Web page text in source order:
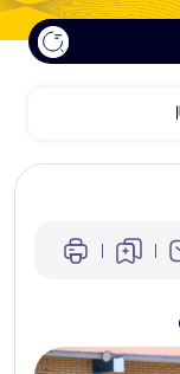
انقراض آفانیوس